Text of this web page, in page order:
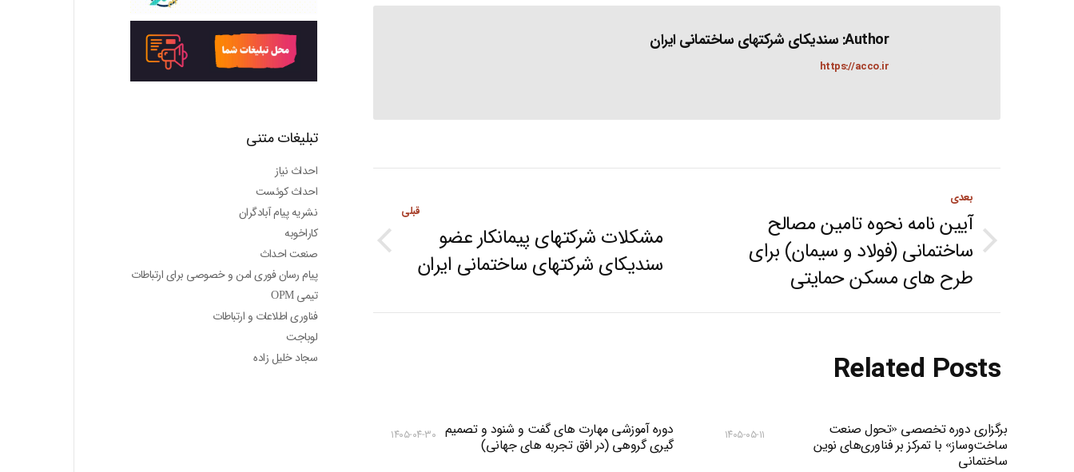
Author: سندیکای شرکتهای ساختمانی ایران
https://acco.ir
Post
navigation قبلی
Previous
مشکلات شرکتهای پیمانکار عضو
سندیکای شرکتهای ساختمانی ایران
بعدی
Next
post:
آیین نامه نحوه تامین مصالح
ساختمانی (فولاد و سیمان) برای
طرح های مسکن حمایتی
Related Posts
برگزاری دوره تخصصی «تحول صنعت
ساخت‌وساز» با تمرکز بر فناوری‌های نوین
ساختمانی
۱۴۰۵-۰۵-۱۱
دوره آموزشی مهارت های گفت و شنود و تصمیم
گیری گروهی (در افق تجربه های جهانی)
۱۴۰۵-۰۴-۳۰
تبلیغات متنی
احداث نیاز
احداث کوئست
نشریه پیام آبادگران
کاراخوبه
صنعت احداث
پیام رسان فوری امن و خصوصی برای ارتباطات
تیمی OPM
فناوری اطلاعات و ارتباطات
لوباجت
سجاد خلیل زاده